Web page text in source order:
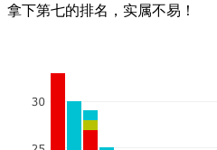
拿下第七的排名，实属不易！